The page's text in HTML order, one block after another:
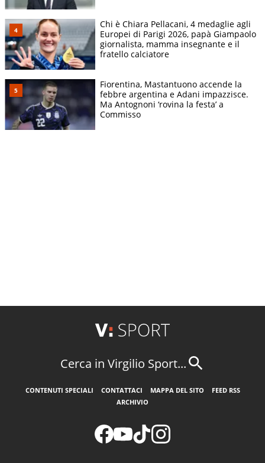
Chi è Chiara Pellacani, 4 medaglie agli
Europei di Parigi 2026, papà Giampaolo
giornalista, mamma insegnante e il
fratello calciatore
Fiorentina, Mastantuono accende la
febbre argentina e Adani impazzisce.
Ma Antognoni ‘rovina la festa’ a
Commisso
Cerca in Virgilio Sport...
CONTENUTI SPECIALI CONTATTACI MAPPA DEL SITO
FEED RSS
ARCHIVIO